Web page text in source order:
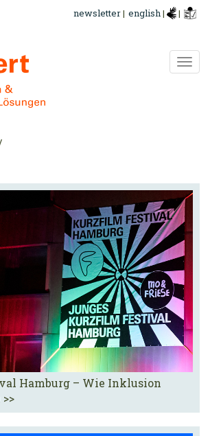
newsletter| english| |
Hamburg – Wie Inklusion